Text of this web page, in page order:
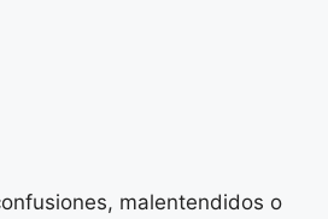
malentendidos o